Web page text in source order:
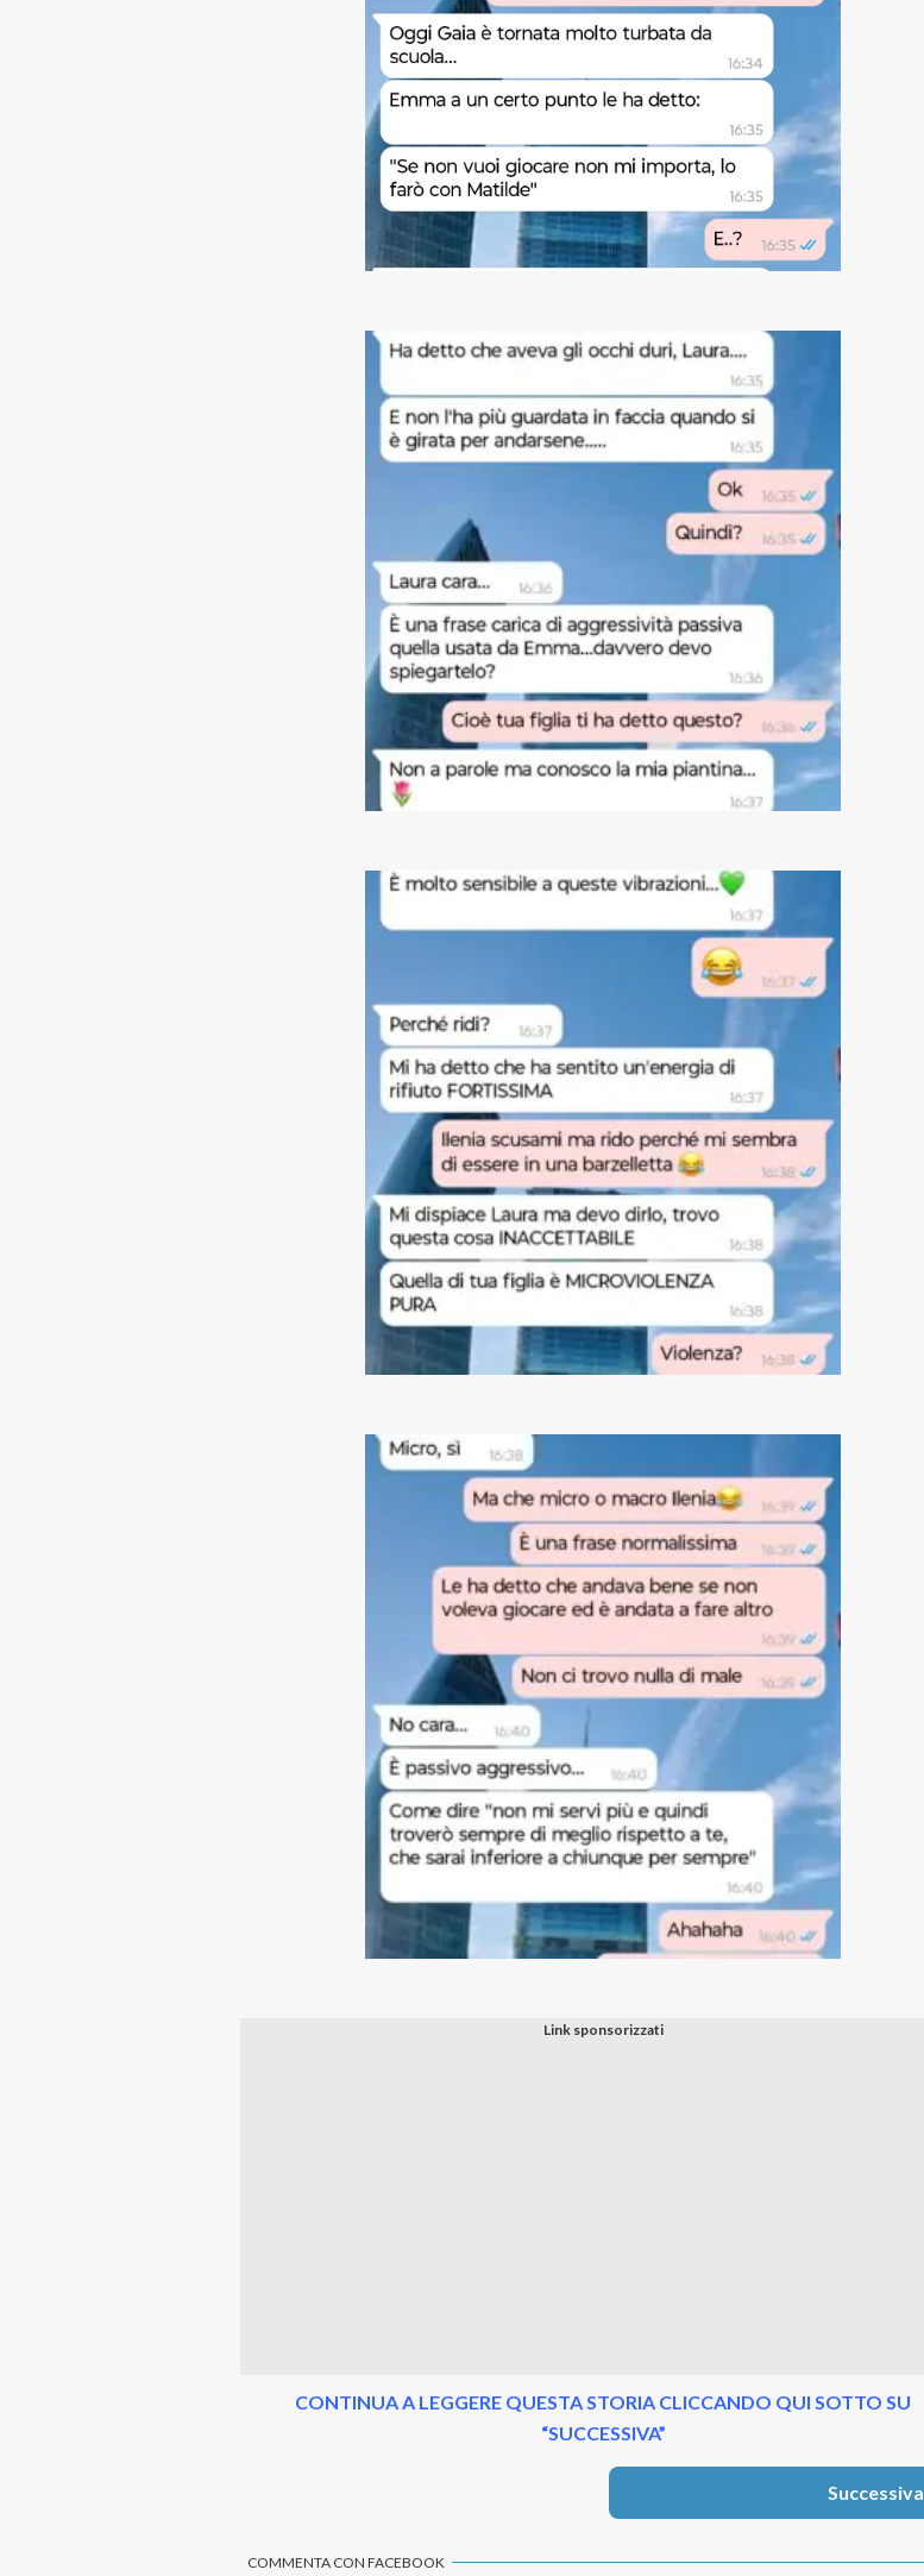
CONTINUA A LEGGERE QUESTA STORIA CLICCANDO QUI SOTTO SU
“SUCCESSIVA”
Successiva
COMMENTA CON FACEBOOK